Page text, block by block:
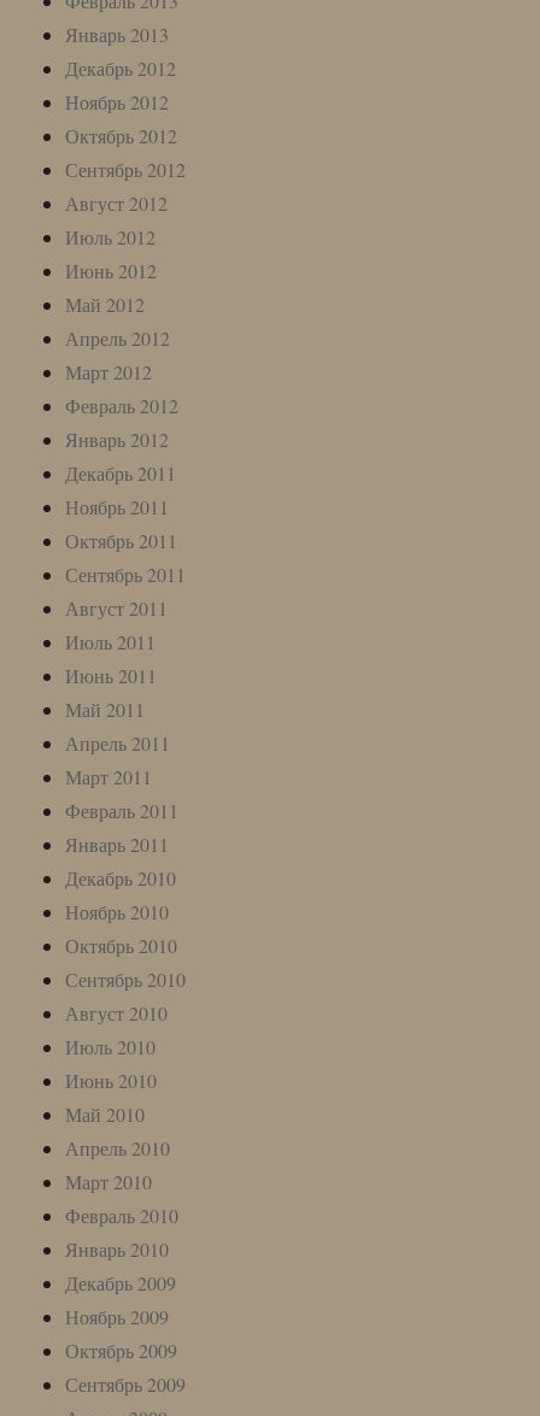
Январь 2013
Декабрь 2012
Ноябрь 2012
Октябрь 2012
Сентябрь 2012
Август 2012
Июль 2012
Июнь 2012
Май 2012
Апрель 2012
Март 2012
Февраль 2012
Январь 2012
Декабрь 2011
Ноябрь 2011
Октябрь 2011
Сентябрь 2011
Август 2011
Июль 2011
Июнь 2011
Май 2011
Апрель 2011
Март 2011
Февраль 2011
Январь 2011
Декабрь 2010
Ноябрь 2010
Октябрь 2010
Сентябрь 2010
Август 2010
Июль 2010
Июнь 2010
Май 2010
Апрель 2010
Март 2010
Февраль 2010
Январь 2010
Декабрь 2009
Ноябрь 2009
Октябрь 2009
Сентябрь 2009